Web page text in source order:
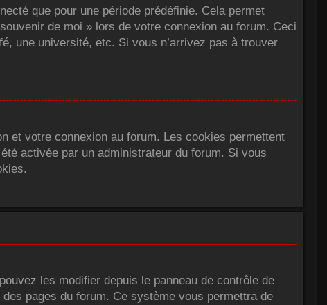
que pour une période prédéfinie. Cela permet
de moi » lors de votre connexion au forum. Ceci
une université, etc. Si vous n’arrivez pas à trouver
et votre connexion au forum. Les cookies permettent
activée par un administrateur du forum. Si vous
les modifier depuis le panneau de contrôle de
pages du forum. Ce système vous permettra de